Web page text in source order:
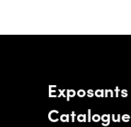
Exposants
Catalogue